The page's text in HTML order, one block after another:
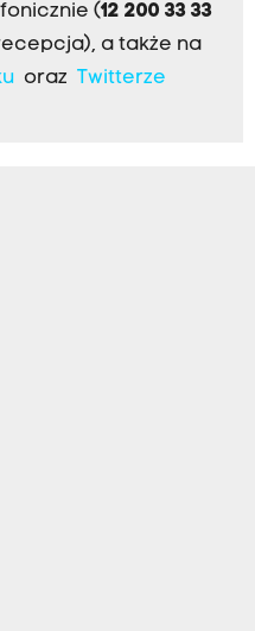
(12 200 33 33
a także na
oraz Twitterze